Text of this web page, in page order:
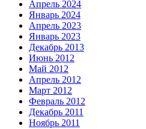
Апрель 2024
Январь 2024
Апрель 2023
Январь 2023
Декабрь 2013
Июнь 2012
Май 2012
Апрель 2012
Март 2012
Февраль 2012
Декабрь 2011
Ноябрь 2011